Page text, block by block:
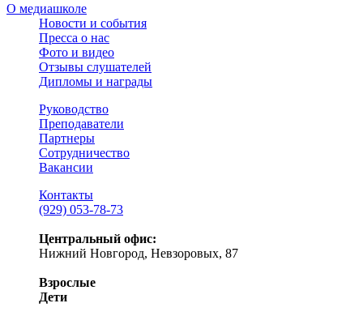
О медиашколе
Новости и события
Пресса о нас
Фото и видео
Отзывы слушателей
Дипломы и награды
Руководство
Преподаватели
Партнеры
Сотрудничество
Вакансии
Контакты
(929) 053-78-73
Центральный офис:
Нижний Новгород, Невзоровых, 87
Взрослые
Дети